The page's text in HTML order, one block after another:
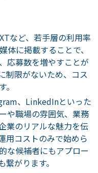
など、若手層の利用率
体に掲載することで、
応募数を増やすことが
制限がないため、コス
、LinkedInといった
や職場の雰囲気、業務
業のリアルな魅力を伝
用コストのみで始めら
な候補者にもアプロー
がります。